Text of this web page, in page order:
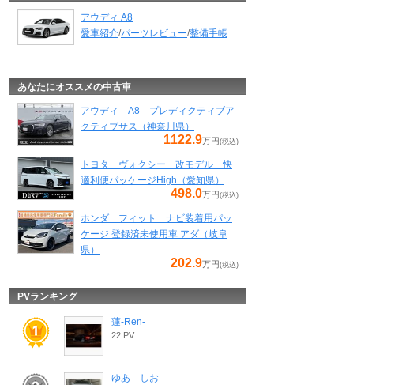
アウディ A8
愛車紹介/パーツレビュー/整備手帳
あなたにオススメの中古車
アウディ A8 プレディクティブア
クティブサス（神奈川県）
1122.9万円 (税込)
トヨタ ヴォクシー 改モデル 快
適利便パッケージHigh（愛知県）
498.0万円 (税込)
ホンダ フィット ナビ装着用パッ
ケージ 登録済未使用車 アダ（岐阜
県）
202.9万円 (税込)
PVランキング
蓮-Ren-
22 PV
ゆあ しお